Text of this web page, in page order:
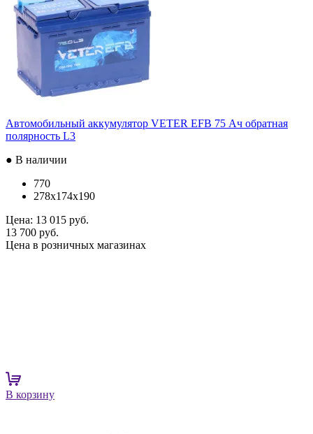
Автомобильный аккумулятор VETER EFB 75 Ач обратная
полярность L3
● В наличии
770
278x174x190
Цена: 13 015 руб.
13 700 руб.
Цена в розничных магазинах
В корзину